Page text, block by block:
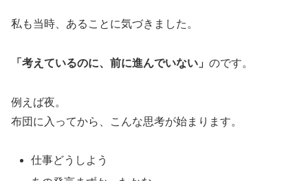
私も当時、あることに気づきました。
「考えているのに、前に進んでいない」 のです。
例えば夜。
布団に入ってから、こんな思考が始まります。
仕事どうしよう